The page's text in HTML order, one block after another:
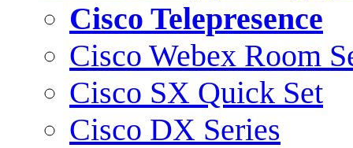
Cisco Telepresence
Cisco Webex Room
Cisco SX Quick Set
Cisco DX Series